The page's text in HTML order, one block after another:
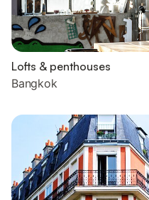
Lofts & penthouses
Bangkok